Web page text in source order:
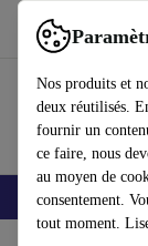
Nos produits et
deux réutilisés.
fournir un
ce faire, nous
au moyen de
consentement.
tout moment.
Utilisez
Smartphones